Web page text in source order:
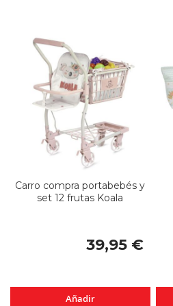
Carro compra portabebés y
set 12 frutas Koala
39,95 €
Añadir